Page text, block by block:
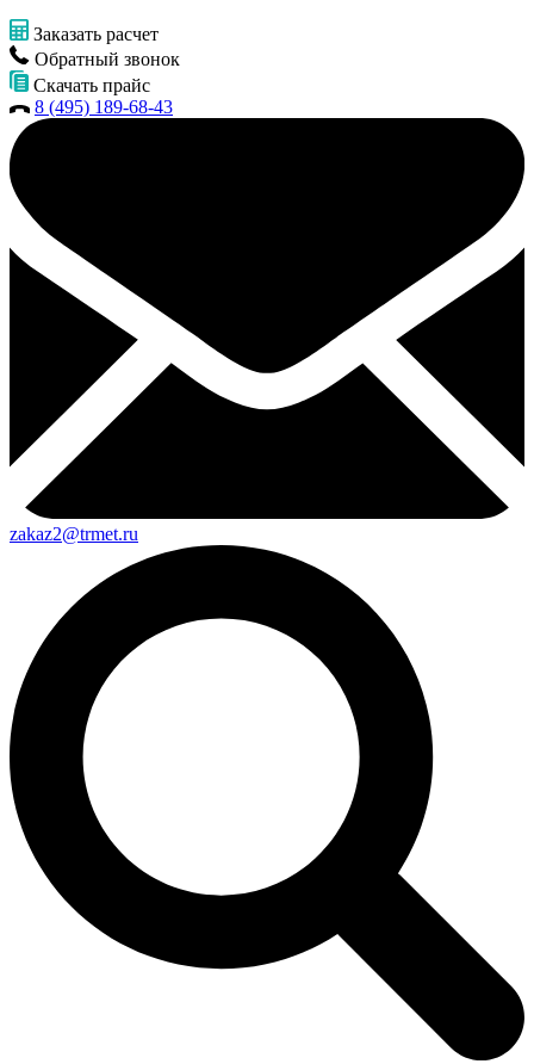
Заказать расчет
Обратный звонок
Скачать прайс
8 (495) 189-68-43
zakaz2@trmet.ru